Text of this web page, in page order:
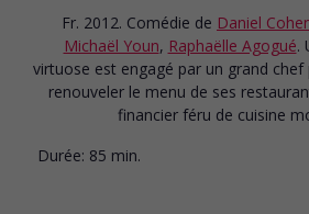
Fr. 2012. Comédie de Daniel
Michaël Youn, Raphaëlle Agogué.
virtuose est engagé par un grand chef
renouveler le menu de ses
financier féru de cuisine
Durée: 85 min.